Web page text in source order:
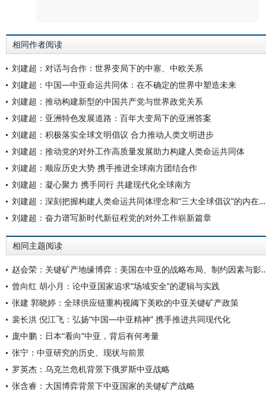
相同作者阅读
刘建超：对话与合作：世界变局下的中塞、中欧关系
刘建超：中国—中亚命运共同体：在不确定的世界中塑造未来
刘建超：推动构建新型的中国共产党与世界政党关系
刘建超：亚洲特色发展道路：百年大变局下的亚洲答案
刘建超：积极落实全球文明倡议 合力推动人类文明进步
刘建超：推动党的对外工作高质量发展助力构建人类命运共同体
刘建超：顺应历史大势 携手推进全球南方团结合作
刘建超：凝心聚力 携手同行 共建现代化全球南方
刘建超：深刻把握构建人类命运共同体理念和“三大全球倡议”的内在关系
刘建超：奋力谱写新时代新征程党的对外工作崭新篇章
相同主题阅读
赵会荣：关键矿产地缘博弈：
曾向红 胡小月：论中亚国家追求“场域安全”的逻辑与实践
张建 郭晓婷：全球供应链重构视阈下美欧的中亚关键矿产政策
裴长洪 倪江飞：弘扬“中国—中亚精神” 携手推进共同现代化
庞中鹏：日本“看向”中亚，背后有何考量
张宁：中亚研究的历史、现状与前景
罗英杰：乌克兰危机背景下俄罗斯中亚战略
张含睿：大国博弈背景下中亚国家的关键矿产战略